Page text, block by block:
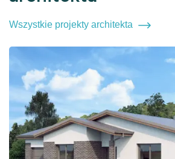
Wszystkie projekty architekta